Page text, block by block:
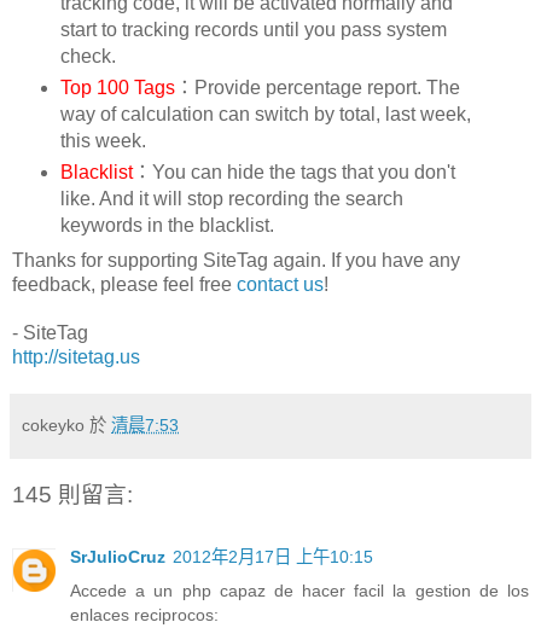
start to tracking records until you pass system
check.
Top 100 Tags：Provide percentage report. The
way of calculation can switch by total, last week,
this week.
Blacklist：You can hide the tags that you don't
like. And it will stop recording the search
keywords in the blacklist.
Thanks for supporting SiteTag again. If you have any
feedback, please feel free contact us!
- SiteTag
http://sitetag.us
cokeyko 於 清晨7:53
145 則留言:
SrJulioCruz 2012年2月17日 上午10:15
Accede a un php capaz de hacer facil la gestion de los
enlaces reciprocos: